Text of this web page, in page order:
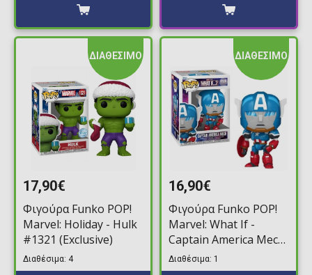
ΔΙΑΘΕΣΙΜΟ
17,90€
Φιγούρα Funko POP!
Marvel: Holiday - Hulk
#1321 (Exclusive)
Διαθέσιμα: 4
ΔΙΑΘΕΣΙΜΟ
16,90€
Φιγούρα Funko POP!
Marvel: What If -
Captain America Mech
#1569
Διαθέσιμα: 1